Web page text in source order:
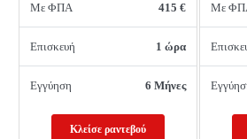
Με ΦΠΑ 415 €
Επισκευή 1 ώρα
Εγγύηση 6 Μήνες
Κλείσε ραντεβού
Με